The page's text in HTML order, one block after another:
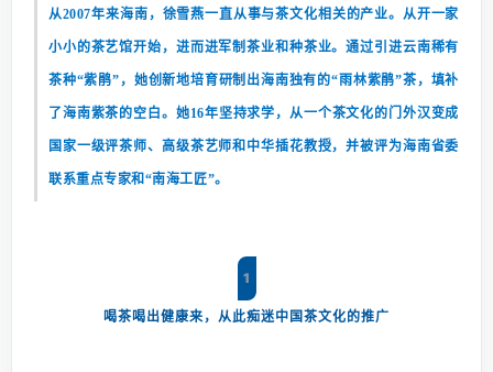
从2007年来海南，徐雪燕一直从事与茶文化相关的产业。从开一家
小小的茶艺馆开始，进而进军制茶业和种茶业。通过引进云南稀有
茶种“紫鹃”，她创新地培育研制出海南独有的“雨林紫鹃”茶，填补
了海南紫茶的空白。她16年坚持求学，从一个茶文化的门外汉变成
国家一级评茶师、高级茶艺师和中华插花教授，并被评为海南省委
联系重点专家和“南海工匠”。
1
喝茶喝出健康来，从此痴迷中国茶文化的推广